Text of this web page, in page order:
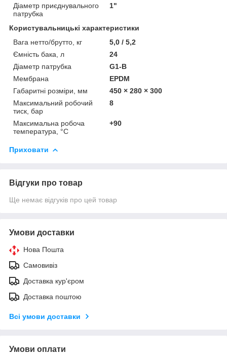
Діаметр приєднувального
патрубка
1"
Користувальницькі характеристики
Вага нетто/брутто, кг
5,0 / 5,2
Ємність бака, л
24
Діаметр патрубка
G1-B
Мембрана
EPDM
Габаритні розміри, мм
450 × 280 × 300
Максимальний робочий
тиск, бар
8
Максимальна робоча
температура, °С
+90
Приховати
Відгуки про товар
Ще немає відгуків про цей товар
Умови доставки
Нова Пошта
Самовивіз
Доставка кур'єром
Доставка поштою
Всі умови доставки
Умови оплати